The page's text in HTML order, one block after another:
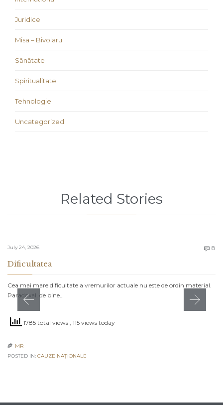
Juridice
Misa – Bivolaru
Sănătate
Spiritualitate
Tehnologie
Uncategorized
Related Stories
July 24, 2026  8
Dificultatea
Cea mai mare dificultate a vremurilor actuale nu este de ordin material.
Paradoxal, de bine…
1785 total views , 115 views today
 MR
POSTED IN: CAUZE NAŢIONALE